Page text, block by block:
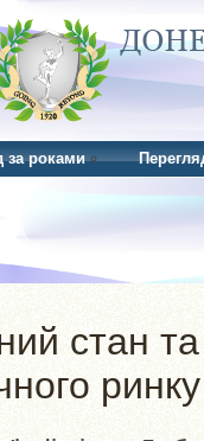
за роками
стан